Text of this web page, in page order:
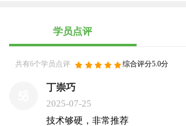
学员点评
共有6个学员点评 综合评分5.0分
丁崇巧
2025-07-25
技术够硬，非常推荐